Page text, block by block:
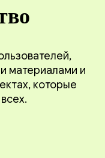
материалами и
которые